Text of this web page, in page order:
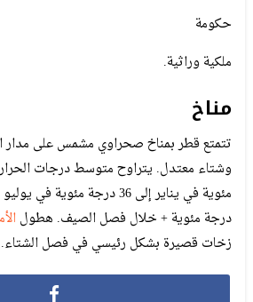
حكومة
ملكية وراثية.
مناخ
تتمتع قطر بمناخ صحراوي مشمس على مدار
درجة مئوية + خلال فصل الصيف. هطول
زخات قصيرة بشكل رئيسي في فصل الشتاء.